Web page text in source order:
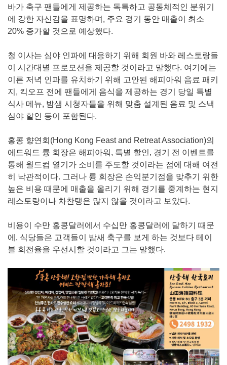
바가 축구 팬들에게 제공하는 독특하고 공동체적인 분위기
에 강한 자신감을 표명하며, 주요 경기 동안 매출이 최소
20% 증가할 것으로 예상했다.
청 이사는 심야 인파에 대응하기 위해 회원 바와 레스토랑들
이 시간대별 프로모션을 제공할 것이라고 말했다. 여기에는
이른 저녁 인파를 유치하기 위해 고안된 해피아워 음료 패키
지, 킥오프 전에 팬들에게 음식을 제공하는 경기 당일 특별
식사 메뉴, 밤샘 시청자들을 위해 맞춤 설계된 음료 및 스낵
심야 할인 등이 포함된다.
홍콩 향연회(Hong Kong Feast and Retreat Association)의
에드워드 륭 회장은 해피아워, 특별 할인, 경기 전 이벤트를
통해 월드컵 열기가 소비를 주도할 것이라는 점에 대해 여전
히 낙관적이다. 그러나 륭 회장은 손익분기점을 맞추기 위한
높은 비용 때문에 매출을 올리기 위해 경기를 중계하는 현지
레스토랑이나 차찬탱은 많지 않을 것이라고 보았다.
비용이 수만 홍콩달러에서 수십만 홍콩달러에 달하기 때문
에, 식당들은 고객들이 밤새 축구를 보게 하는 것보다 테이
블 회전율을 우선시할 것이라고 그는 말했다.